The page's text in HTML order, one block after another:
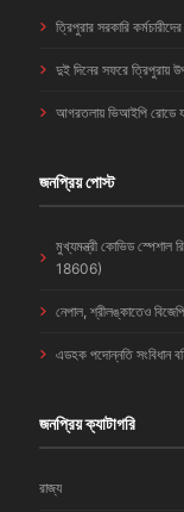
ত্রিপুরার সরকারি
দুই দিনের সফরে ত্রিপুরায়
আগরতলায় ভিআইপি রোডে
জনপ্রিয় পোস্ট
মুখ্যমন্ত্রী কোভিড স্পেশাল
18606)
নেপাল, শ্রীলঙ্কাতেও
এডহক পদোন্নতি সংবিধান
জনপ্রিয় ক্যাটাগরি
রাজ্য